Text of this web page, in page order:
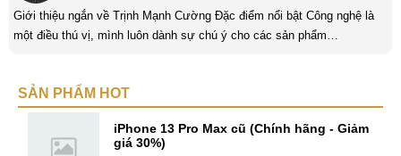
Giới thiệu ngắn về Trịnh Mạnh Cường Đặc điểm nổi bật Công nghệ là
một điều thú vị, mình luôn dành sự chú ý cho các sản phẩm
hiểu biết mới mẻ và thú vị. Tinh thần tự giác và sự chuyên nghiệp là
SẢN PHẨM HOT
iPhone 13 Pro Max cũ (Chính hãng - Giảm
giá 30%)